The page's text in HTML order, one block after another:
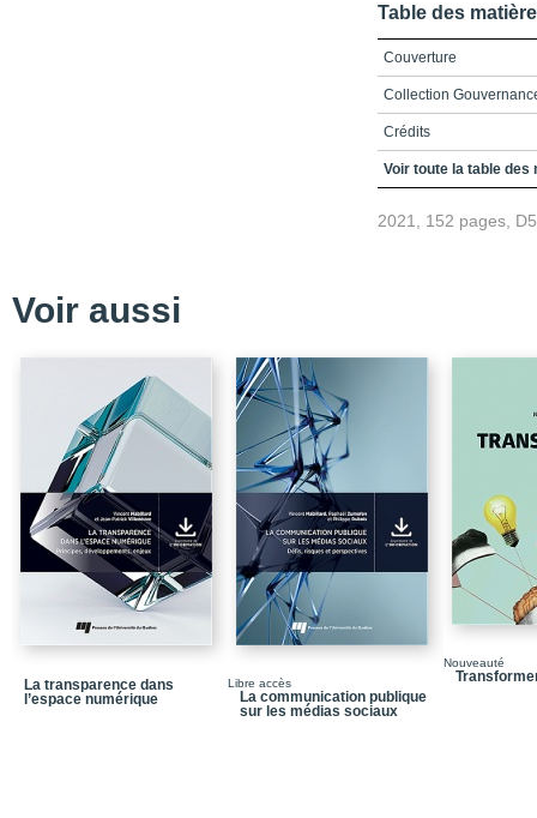
Table des
Couverture
Collection
Crédits
Table des matières
Chapitre 1.
Chapitre 3. Le
Conclusion générale
Notices biographiques
Quatrième de
Voir toute la table des
2021, 152 pages,
Voir aussi
La transparence dans
l’espace numérique
Libre accès
La communication publique
sur les médias sociaux
Nouveauté